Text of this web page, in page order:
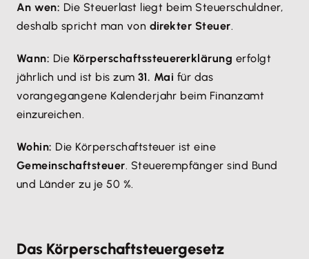
An wen: Die Steuerlast liegt beim Steuerschuldner,
deshalb spricht man von direkter Steuer.
Wann: Die Körperschaftssteuererklärung erfolgt
jährlich und ist bis zum 31. Mai für das
vorangegangene Kalenderjahr beim Finanzamt
einzureichen.
Wohin: Die Körperschaftsteuer ist eine
Gemeinschaftsteuer. Steuerempfänger sind Bund
und Länder zu je 50 %.
Das Körperschaftsteuergesetz